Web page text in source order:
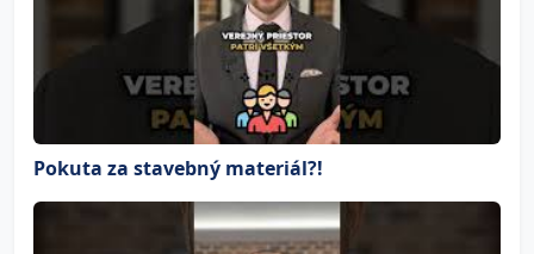
Pokuta za stavebný materiál?!